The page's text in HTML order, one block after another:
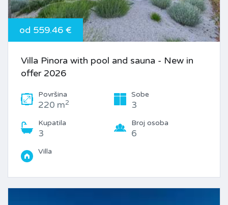
od 559.46 €
Villa Pinora with pool and sauna - New in
offer 2026
Površina
220 m2
Sobe
3
Kupatila
3
Broj osoba
6
Villa